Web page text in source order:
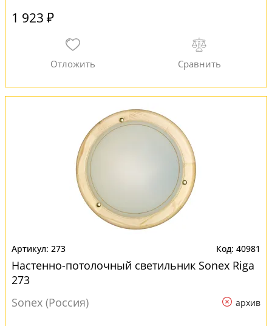
1 923 ₽
273 40981
Настенно-потолочный светильник Sonex Riga
273
Sonex (Россия)
архив